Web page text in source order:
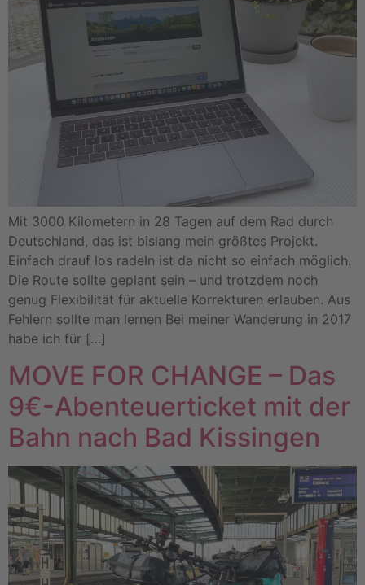
Mit 3000 Kilometern in 28 Tagen auf dem Rad durch
Deutschland, das ist bislang mein größtes Projekt.
Einfach drauf los radeln ist da nicht so einfach möglich.
Die Route sollte geplant sein – und trotzdem noch
genug Flexibilität für aktuelle Korrekturen erlauben. Aus
Fehlern sollte man lernen Bei meiner Wanderung in 2017
habe ich für […]
MOVE FOR CHANGE – Das
9€-Abenteuerticket mit der
Bahn nach Bad Kissingen